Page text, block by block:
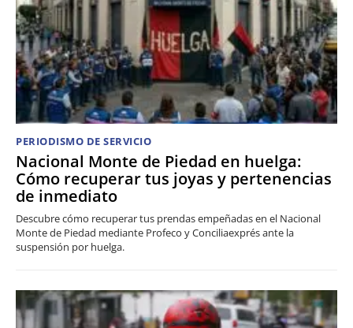
PERIODISMO DE SERVICIO
Nacional Monte de Piedad en huelga:
Cómo recuperar tus joyas y pertenencias
de inmediato
Descubre cómo recuperar tus prendas empeñadas en el Nacional
Monte de Piedad mediante Profeco y Conciliaexprés ante la
suspensión por huelga.